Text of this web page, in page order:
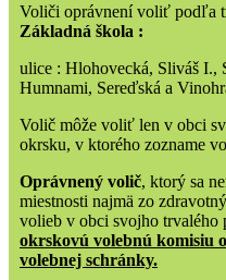
Voliči oprávnení voliť podľa
Základná škola :
ulice : Hlohovecká, Sliváš I.,
Humnami, Sereďská a
Volič môže voliť len v obci
okrsku, v ktorého zozname
Oprávnený volič, ktorý sa
miestnosti najmä zo
volieb v obci svojho trvalého
okrskovú volebnú komisiu
volebnej schránky.